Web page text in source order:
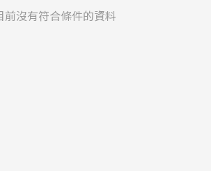
前沒有符合條件的資料